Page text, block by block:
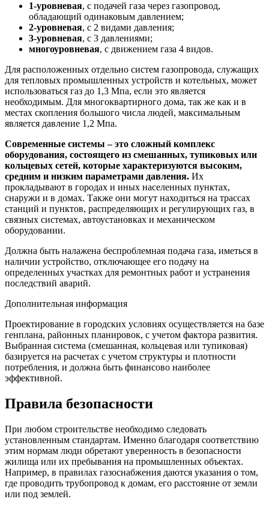
1-уровневая, с подачей газа через газопровод,
обладающий одинаковым давлением;
2-уровневая, с 2 видами давления;
3-уровневая, с 3 давлениями;
многоуровневая, с движением газа 4 видов.
Для расположенных отдельно систем газопровода, служащих
для тепловых промышленных устройств и котельных, может
использоваться газ до 1,3 Мпа, если это является
необходимым. Для многоквартирного дома, так же как и в
местах скопления большого числа людей, максимальным
является давление 1,2 Мпа.
Современные системы – это сложный комплекс
оборудования, состоящего из смешанных, тупиковых или
кольцевых сетей, которые характеризуются высоким,
средним и низким параметрами давления. Их
прокладывают в городах и иных населенных пунктах,
снаружи и в домах. Также они могут находиться на трассах
станций и пунктов, распределяющих и регулирующих газ, в
связных системах, автоустановках и механическом
оборудовании.
Должна быть налажена беспроблемная подача газа, иметься в
наличии устройство, отключающее его подачу на
определенных участках для ремонтных работ и устранения
последствий аварий.
Дополнительная информация
Проектирование в городских условиях осуществляется на базе
генплана, районных планировок, с учетом фактора развития.
Выбранная система (смешанная, кольцевая или тупиковая)
базируется на расчетах с учетом структуры и плотности
потребления, и должна быть финансово наиболее
эффективной.
Правила безопасности
При любом строительстве необходимо следовать
установленным стандартам. Именно благодаря соответствию
этим нормам люди обретают уверенность в безопасности
жилища или их пребывания на промышленных объектах.
Например, в правилах газоснабжения даются указания о том,
где проводить трубопровод к домам, его расстояние от земли
или под землей.